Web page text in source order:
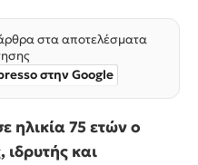
στα αποτελέσματα
στην Google
ηλικία 75 ετών ο
ιδρυτής και